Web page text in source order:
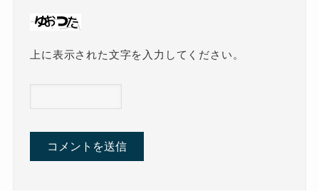
上に表示された文字を入力してください。